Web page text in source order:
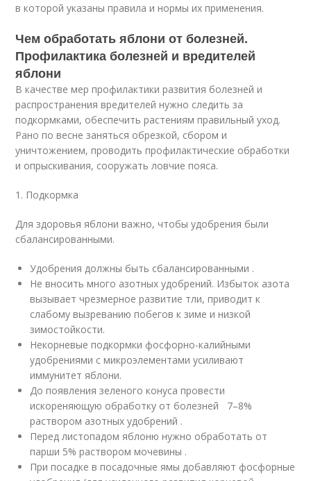
в которой указаны правила и нормы их применения.
Чем обработать яблони от болезней.
Профилактика болезней и вредителей
яблони
В качестве мер профилактики развития болезней и
распространения вредителей нужно следить за
подкормками, обеспечить растениям правильный уход.
Рано по весне заняться обрезкой, сбором и
уничтожением, проводить профилактические обработки
и опрыскивания, сооружать ловчие пояса.
1. Подкормка
Для здоровья яблони важно, чтобы удобрения были
сбалансированными.
Удобрения должны быть сбалансированными .
Не вносить много азотных удобрений. Избыток азота
вызывает чрезмерное развитие тли, приводит к
слабому вызреванию побегов к зиме и низкой
зимостойкости.
Некорневые подкормки фосфорно-калийными
удобрениями с микроэлементами усиливают
иммунитет яблони.
До появления зеленого конуса провести
искореняющую обработку от болезней 7–8%
раствором азотных удобрений .
Перед листопадом яблоню нужно обработать от
парши 5% раствором мочевины .
При посадке в посадочные ямы добавляют фосфорные